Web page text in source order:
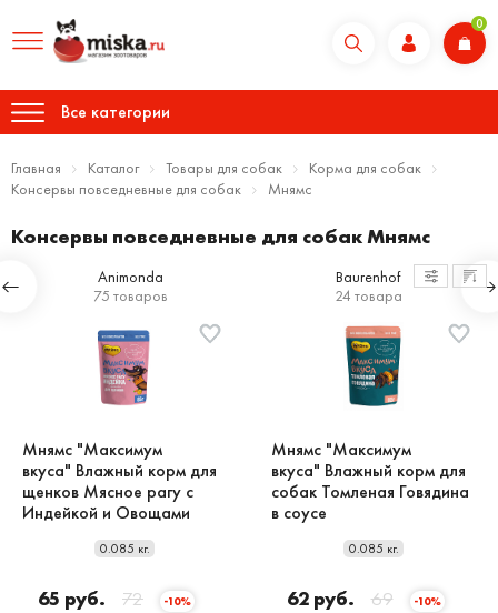
0
Все категории
Главная Каталог Товары для собак
Корма для собак
Консервы повседневные для собак
Мнямс
Консервы повседневные для собак Мнямс
Animonda
75 товаров
Baurenhof
24 товара
Мнямс "Максимум
вкуса" Влажный корм для
щенков Мясное рагу с
Индейкой и Овощами
0.085 кг.
65 руб. 72 -10%
Мнямс "Максимум
вкуса" Влажный корм для
собак Томленая Говядина
в соусе
0.085 кг.
62 руб. 69 -10%